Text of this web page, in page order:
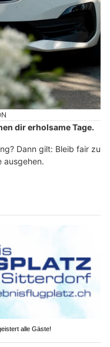
dir erholsame Tage.
Dann gilt: Bleib fair zu
ausgehen.
alle Gäste!